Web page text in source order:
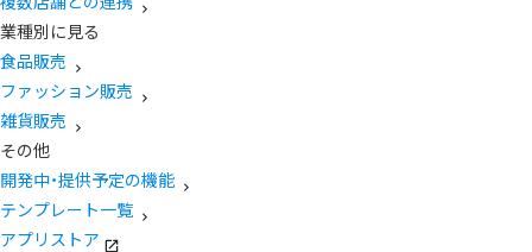
業種別に見る
食品販売
ファッション販売
雑貨販売
その他
開発中・提供予定の機能
テンプレート一覧
アプリストア